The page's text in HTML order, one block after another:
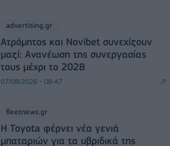
advertising.gr
Ατρόμητος και Novibet συνεχίζουν
μαζί: Ανανέωση της συνεργασίας
τους μέχρι το 2028
07/08/2026 - 08:47
fleetnews.gr
Η Toyota φέρνει νέα γενιά
μπαταριών για τα υβριδικά της